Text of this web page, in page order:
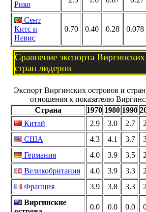
Рико
Сент
Китс и
Невис
0.70 0.40 0.28 0.078
Сравнение экспорта
стран лидеров
Экспорт Виргинских островов и
отношения к показателю
Страна
1970 1980 1990
Китай
2.9 3.0 2.7
США
4.3 4.1 3.7
Германия
4.0 3.9 3.5
Великобритания
4.0 3.9 3.3
Франция
3.9 3.8 3.3
Виргинские
0.0 0.0 0.0